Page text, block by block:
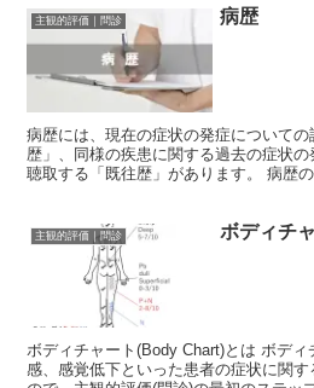
主観的評価｜問診 病歴
病歴には、現在の症状の発症について
歴」、同様の疾患に関する過去の症状
聴取する「既往歴」があります。 病歴
主観的評価｜問診 ボディチ
ボディチャート(Body Chart)とは ボデ
感、感覚低下といった患者の症状に関